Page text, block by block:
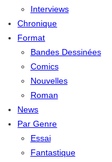
Interviews
Chronique
Format
Bandes Dessinées
Comics
Nouvelles
Roman
News
Par Genre
Essai
Fantastique